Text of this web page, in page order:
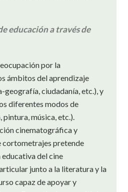
educación a través de
por la
ámbitos del aprendizaje
geografía, ciudadanía, etc.), y
diferentes modos de
música, etc.).
cinematográfica y
cortometrajes pretende
del cine
junto a la literatura y la
capaz de apoyar y